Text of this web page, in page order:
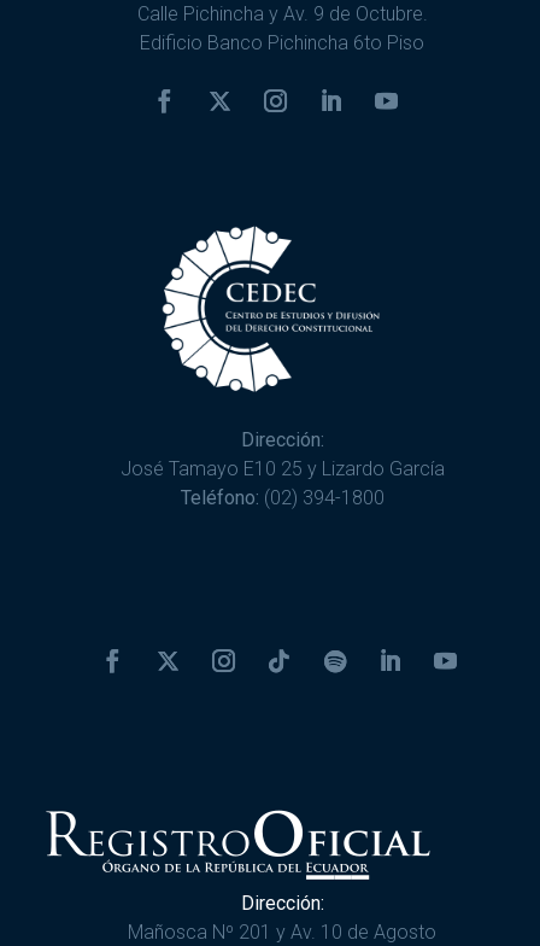
Calle Pichincha y Av. 9 de Octubre.
Edificio Banco Pichincha 6to Piso
Dirección:
José Tamayo E10 25 y Lizardo García
Teléfono: (02) 394-1800
Dirección:
Mañosca Nº 201 y Av. 10 de Agosto